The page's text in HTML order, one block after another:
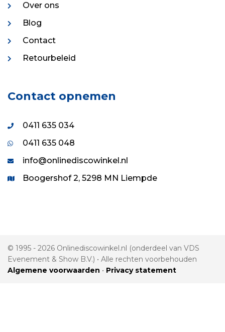
Over ons
Blog
Contact
Retourbeleid
Contact opnemen
0411 635 034
0411 635 048
info@onlinediscowinkel.nl
Boogershof 2, 5298 MN Liempde
© 1995 - 2026 Onlinediscowinkel.nl (onderdeel van VDS
Evenement & Show B.V.) • Alle rechten voorbehouden
Algemene voorwaarden • Privacy statement